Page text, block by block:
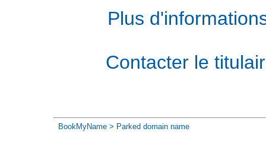
Plus
Contacter le
BookMyName > Parked domain name